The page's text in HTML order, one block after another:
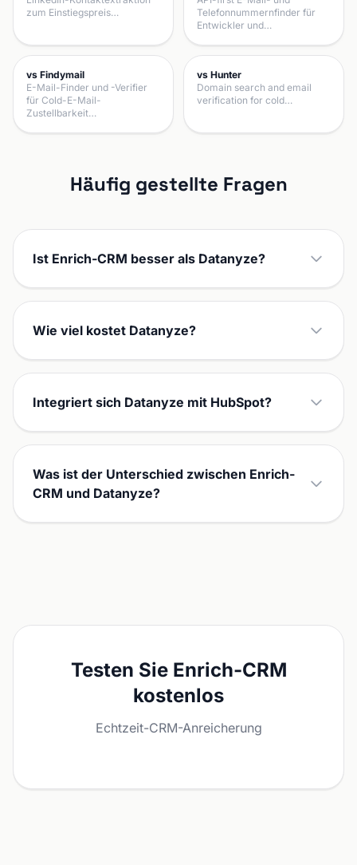
zum Einstiegspreis…
Telefonnummernfinder für
Entwickler und…
vs Findymail
E-Mail-Finder und -Verifier
für Cold-E-Mail-
Zustellbarkeit…
vs Hunter
Domain search and email
verification for cold…
Häufig gestellte Fragen
Ist Enrich-CRM besser als Datanyze?
Wie viel kostet Datanyze?
Integriert sich Datanyze mit HubSpot?
Was ist der Unterschied zwischen Enrich-
CRM und Datanyze?
Testen Sie Enrich-CRM
kostenlos
Echtzeit-CRM-Anreicherung